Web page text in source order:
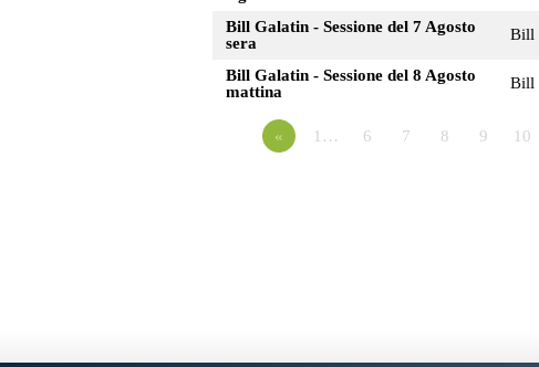
Bill Galatin - Sessione del 7 Agosto
sera
Bill
Bill Galatin - Sessione del 8 Agosto
mattina
Bill
« 1… 6 7 8 9 10